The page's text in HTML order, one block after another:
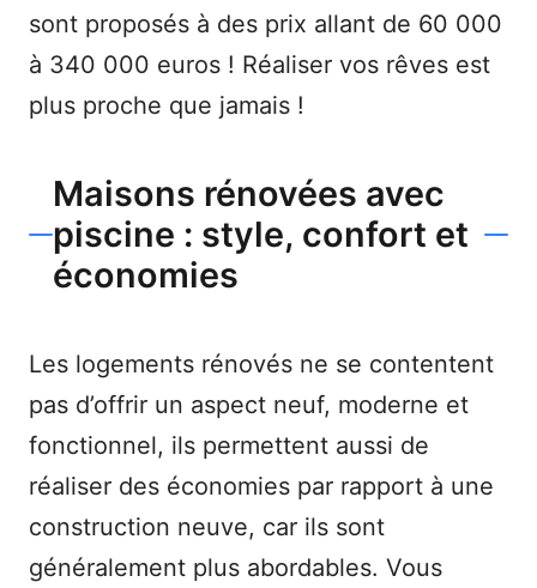
sont proposés à des prix allant de 60 000
à 340 000 euros ! Réaliser vos rêves est
plus proche que jamais !
Maisons rénovées avec
piscine : style, confort et
économies
Les logements rénovés ne se contentent
pas d’offrir un aspect neuf, moderne et
fonctionnel, ils permettent aussi de
réaliser des économies par rapport à une
construction neuve, car ils sont
généralement plus abordables. Vous